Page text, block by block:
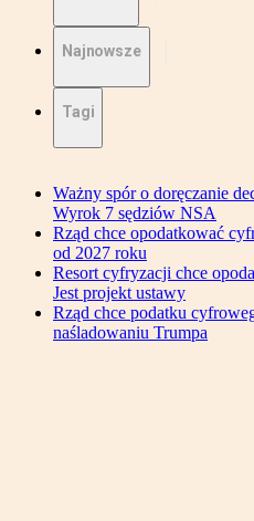
Najnowsze
Tagi
Ważny spór o doręczanie
Wyrok 7 sędziów NSA
Rząd chce opodatkować
od 2027 roku
Resort cyfryzacji chce
Jest projekt ustawy
Rząd chce podatku
naśladowaniu Trumpa